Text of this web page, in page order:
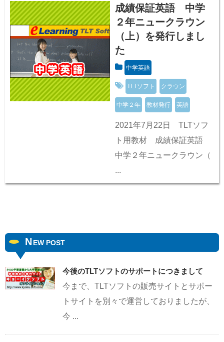
成績保証英語 中学
２年ニュークラウン
（上）を発行しまし
た
中学英語
TLTソフト クラウン
中学２年 教材発行 英語
2021年7月22日 TLTソフ
ト用教材 成績保証英語
中学２年ニュークラウン（
...
N EW POST
今後のTLTソフトのサポートにつきまして
今まで、TLTソフトの販売サイトとサポー
トサイトを別々で運営しておりましたが、
今 ...